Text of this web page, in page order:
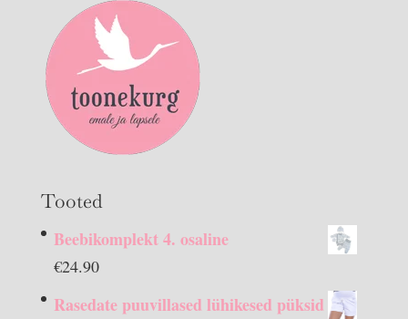
Tooted
Beebikomplekt 4. osaline
€24.90
Rasedate puuvillased lühikesed püksid